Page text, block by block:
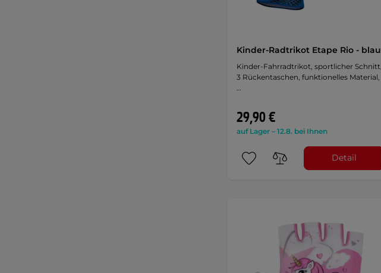
Kinder-Radtrikot Etape Rio - blau
Kinder-Fahrradtrikot, sportlicher Schnitt,
3 Rückentaschen, funktionelles Material,
29,90 €
auf Lager – 12.8. bei Ihnen
Detail